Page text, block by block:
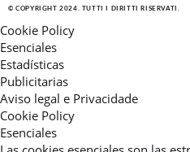
© COPYRIGHT 2024. TUTTI I DIRITTI RISERVATI.
Cookie Policy
Esenciales
Estadísticas
Publicitarias
Aviso legal e Privacidade
Cookie Policy
Esenciales